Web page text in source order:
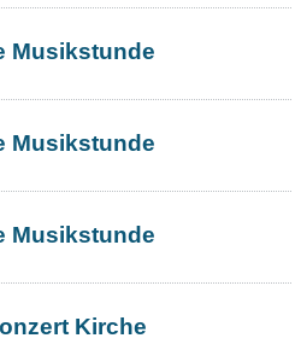
Musikstunde
Musikstunde
Musikstunde
Kirche